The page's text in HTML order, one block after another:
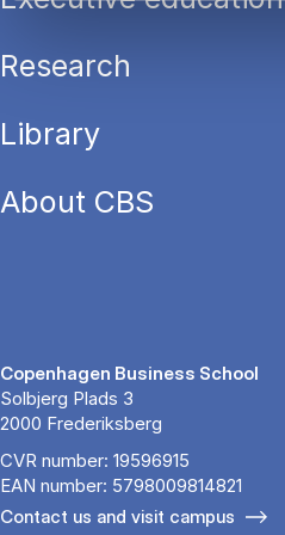
Research
Library
About CBS
Copenhagen Business School
Solbjerg Plads 3
2000 Frederiksberg
CVR number: 19596915
EAN number: 5798009814821
Contact us and visit campus